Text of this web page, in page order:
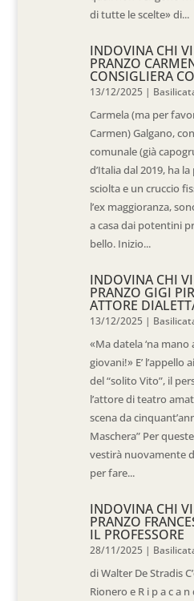
di tutte le scelte» di...
INDOVINA CHI
PRANZO
CONSIGLIERA
13/12/2025 |
Carmela (ma per
Carmen) Galgano,
comunale (già
d’Italia dal 2019, ha
sciolta e un cruccio
l’ex maggioranza,
a casa dai potentini
bello. Inizio...
INDOVINA CHI
PRANZO GIGI
ATTORE
13/12/2025 |
«Ma datela ‘na mano
giovani!» E’ l’appello
del “solito Vito”, il
l’attore di teatro
scena da
Maschera” Per
vestirà nuovamente
per fare...
INDOVINA CHI
PRANZO
IL PROFESSORE
28/11/2025 |
di Walter De Stradis
Rionero e R i p a c a